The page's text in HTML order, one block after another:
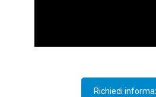
Richiedi